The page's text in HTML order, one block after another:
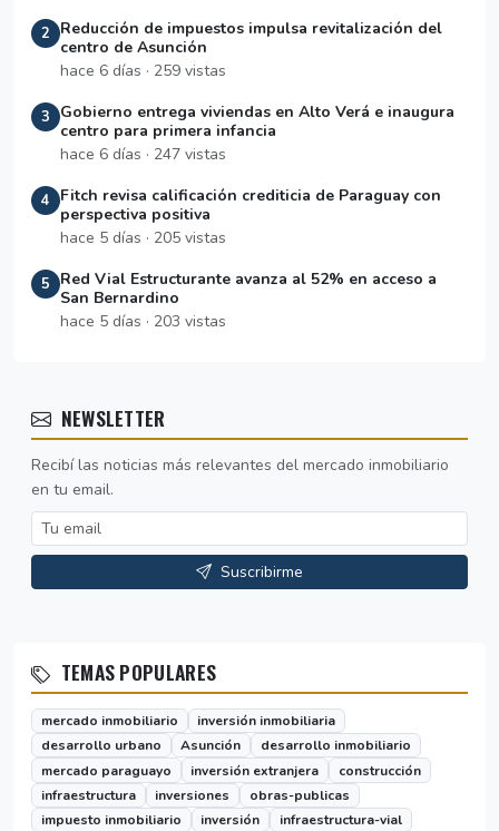
2
Reducción de impuestos impulsa revitalización del
centro de Asunción
hace 6 días · 259 vistas
3
Gobierno entrega viviendas en Alto Verá e inaugura
centro para primera infancia
hace 6 días · 247 vistas
4
Fitch revisa calificación crediticia de Paraguay con
perspectiva positiva
hace 5 días · 205 vistas
5
Red Vial Estructurante avanza al 52% en acceso a
San Bernardino
hace 5 días · 203 vistas
NEWSLETTER
Recibí las noticias más relevantes del mercado inmobiliario
en tu email.
Suscribirme
TEMAS POPULARES
mercado inmobiliario
inversión inmobiliaria
desarrollo urbano
Asunción
desarrollo inmobiliario
mercado paraguayo
inversión extranjera
construcción
infraestructura
inversiones
obras-publicas
impuesto inmobiliario
inversión
infraestructura-vial